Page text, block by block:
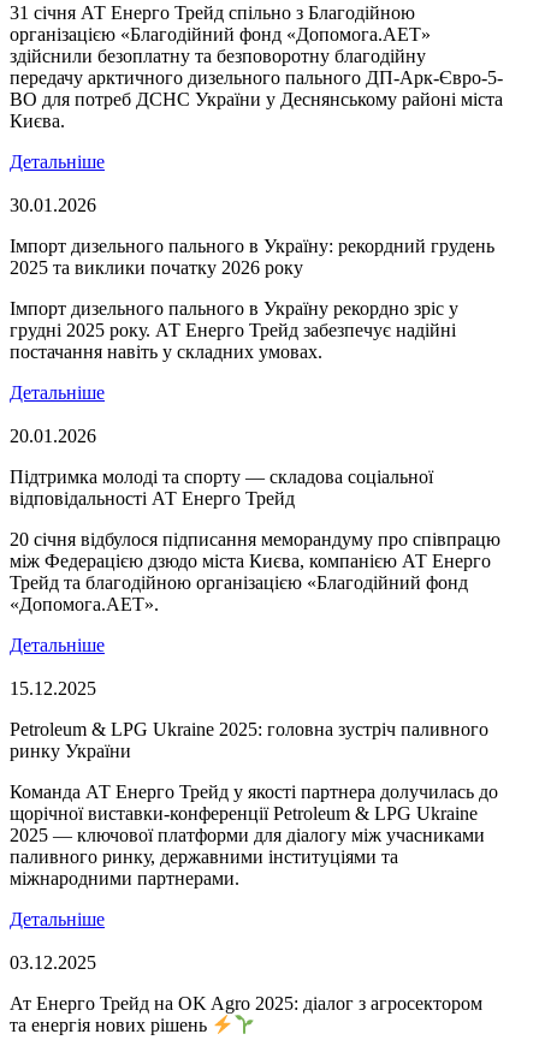
31 січня АТ Енерго Трейд спільно з Благодійною
організацією «Благодійний фонд «Допомога.АЕТ»
здійснили безоплатну та безповоротну благодійну
передачу арктичного дизельного пального ДП-Арк-Євро-5-
ВО для потреб ДСНС України у Деснянському районі міста
Києва.
Детальніше
30.01.2026
Імпорт дизельного пального в Україну: рекордний грудень
2025 та виклики початку 2026 року
Імпорт дизельного пального в Україну рекордно зріс у
грудні 2025 року. АТ Енерго Трейд забезпечує надійні
постачання навіть у складних умовах.
Детальніше
20.01.2026
Підтримка молоді та спорту — складова соціальної
відповідальності АТ Енерго Трейд
20 січня відбулося підписання меморандуму про співпрацю
між Федерацією дзюдо міста Києва, компанією АТ Енерго
Трейд та благодійною організацією «Благодійний фонд
«Допомога.AET».
Детальніше
15.12.2025
Petroleum & LPG Ukraine 2025: головна зустріч паливного
ринку України
Команда АТ Енерго Трейд у якості партнера долучилась до
щорічної виставки-конференції Petroleum & LPG Ukraine
2025 — ключової платформи для діалогу між учасниками
паливного ринку, державними інституціями та
міжнародними партнерами.
Детальніше
03.12.2025
Ат Енерго Трейд на OK Agro 2025: діалог з агросектором
та енергія нових рішень